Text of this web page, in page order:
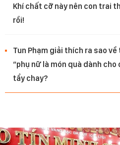
Khí chất cỡ này nên con trai
rồi!
Tun Phạm giải thích ra sao
“phụ nữ là món quà dành cho
tẩy chay?